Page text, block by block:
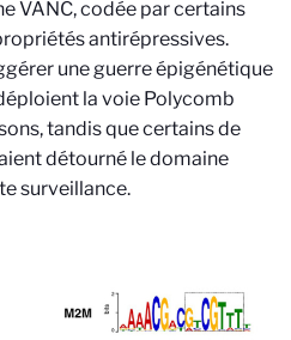
VANC, codée par certains
antirépressives.
une guerre épigénétique
la voie Polycomb
tandis que certains de
détourné le domaine
surveillance.